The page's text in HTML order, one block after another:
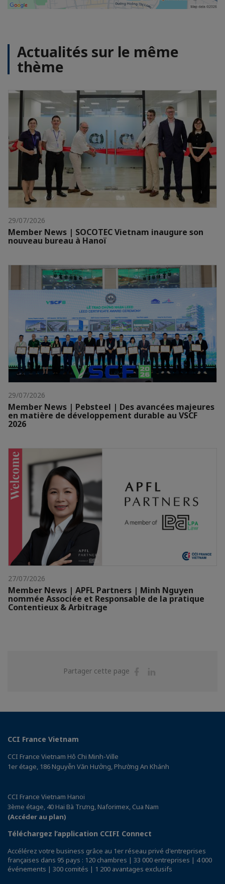
Actualités sur le même
thème
29/07/2026
Member News | SOCOTEC Vietnam inaugure son
nouveau bureau à Hanoï
29/07/2026
Member News | Pebsteel | Des avancées majeures
en matière de développement durable au VSCF
2026
27/07/2026
Member News | APFL Partners | Minh Nguyen
nommée Associée et Responsable de la pratique
Contentieux & Arbitrage
Partager cette page
Partager
CCI France Vietnam
CCI France Vietnam Hô Chi Minh-Ville
1er étage, 186 Nguyễn Văn Hưởng, Phường An Khánh
CCI France Vietnam Hanoi
3ème étage, 40 Hai Bà Trưng, Naforimex, Cua Nam
(Accéder au plan)
Téléchargez l’application CCIFI Connect
Accélérez votre business grâce au 1er réseau privé d'entreprises
françaises dans 95 pays : 120 chambres | 33 000 entreprises | 4 000
événements | 300 comités | 1 200 avantages exclusifs